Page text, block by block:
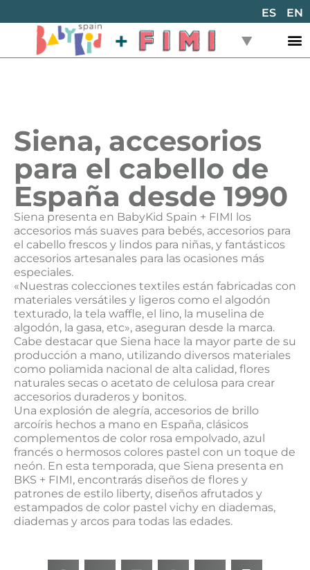
ES EN
Siena, accesorios
para el cabello de
España desde 1990
Siena presenta en BabyKid Spain + FIMI los
accesorios más suaves para bebés, accesorios para
el cabello frescos y lindos para niñas, y fantásticos
accesorios artesanales para las ocasiones más
especiales.
«Nuestras colecciones textiles están fabricadas con
materiales versátiles y ligeros como el algodón
texturado, la tela waffle, el lino, la muselina de
algodón, la gasa, etc», aseguran desde la marca.
Cabe destacar que Siena hace la mayor parte de su
producción a mano, utilizando diversos materiales
como poliamida nacional de alta calidad, flores
naturales secas o acetato de celulosa para crear
accesorios duraderos y bonitos.
Una explosión de alegría, accesorios de brillo
arcoíris hechos a mano en España, clásicos
complementos de color rosa empolvado, azul
francés o hermosos colores pastel con un toque de
neón. En esta temporada, que Siena presenta en
BKS + FIMI, encontrarás diseños de flores y
patrones de estilo liberty, diseños afrutados y
estampados de color pastel vichy en diademas,
diademas y arcos para todas las edades.